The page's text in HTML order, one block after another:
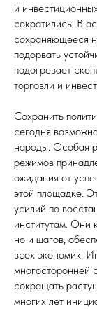
и
сократились. В
сохраняющееся
подорвать
подогревает
торговли и
Сохранить
сегодня
народы. Особая
режимов
ожидания от
этой площадке.
усилий по
институтам. Они
но и шагов,
всех экономик.
многосторонней
сокращать
многих лет